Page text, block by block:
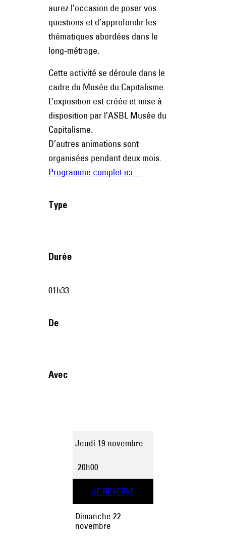
aurez l’occasion de poser vos
questions et d’approfondir les
thématiques abordées dans le
long-métrage.
Cette activité se déroule dans le
cadre du Musée du Capitalisme.
L’exposition est créée et mise à
disposition par l’ASBL Musée du
Capitalisme.
D’autres animations sont
organisées pendant deux mois.
Programme complet ici…
Type
Durée
01h33
De
Avec
Jeudi 19 novembre
20h00
JE RÉSERVE
Dimanche 22
novembre